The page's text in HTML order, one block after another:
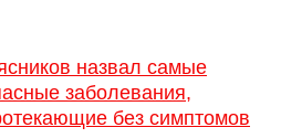
назвал самые
заболевания,
без симптомов